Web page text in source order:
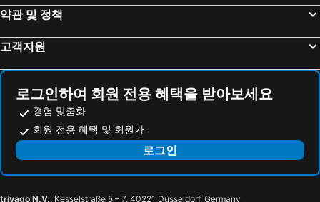
나하, 오키나와 호텔
약관 및 정책
고객지원
로그인하여 회원 전용 혜택을 받아보세요
경험 맞춤화
회원 전용 혜택 및 회원가
로그인
trivago N.V., Kesselstraße 5 – 7, 40221 Düsseldorf, Germany